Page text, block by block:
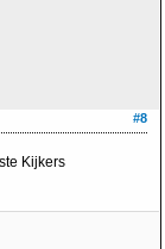
#8
Kijkers